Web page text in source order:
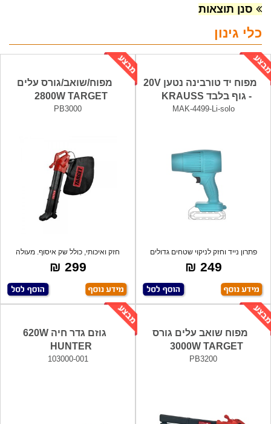
סנן תוצאות
כלי גינון
מפוח יד טורבינה נטען 20V
- גוף בלבד KRAUSS
MAK-4499-Li-solo
פתרון נייד וחזק לניקוי שטחים גדולים
במהי
249 ₪
מפוח/שואב/גורס עלים
2800W TARGET
PB3000
חזק ואיכותי, כולל שק איסוף. מעולה
לעבודו
299 ₪
מפוח שואב עלים גורס
3000W TARGET
PB3200
גוזם גדר חיה 620W
HUNTER
103000-001